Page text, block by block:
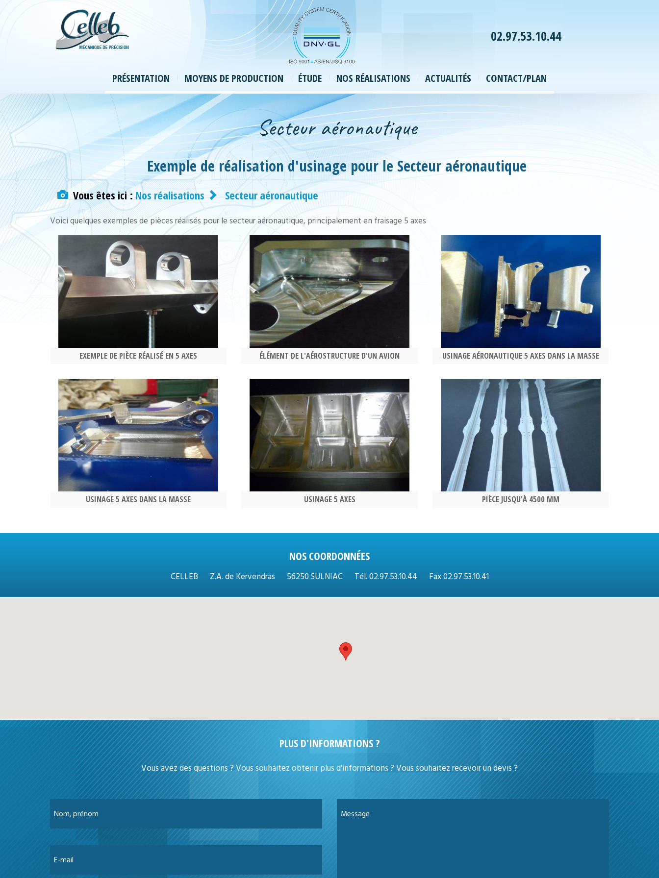
02.97.53.10.44
PRÉSENTATION MOYENS DE PRODUCTION ÉTUDE NOS RÉALISATIONS ACTUALITÉS CONTACT/PLAN
Exemple de réalisation d'usinage pour le Secteur aéronautique
Vous êtes ici : Nos réalisations Secteur aéronautique
Voici quelques exemples de pièces réalisés pour le secteur aéronautique, principalement en fraisage 5 axes
EXEMPLE DE PIÈCE RÉALISÉ EN 5 AXES ÉLÉMENT DE L'AÉROSTRUCTURE D'UN AVION USINAGE AÉRONAUTIQUE 5 AXES DANS LA MASSE
USINAGE 5 AXES DANS LA MASSE USINAGE 5 AXES PIÈCE JUSQU'À 4500 MM
Secteur aéronautique
NOS COORDONNÉES
CELLEB Z.A. de Kervendras 56250 SULNIAC Tél.02.97.53.10.44 Fax 02.97.53.10.41
PLUS D'INFORMATIONS ?
Vous avez des questions ? Vous souhaitez obtenir plus d'informations ? Vous souhaitez recevoir un devis ?
Nom, prénom
E-mail
Message